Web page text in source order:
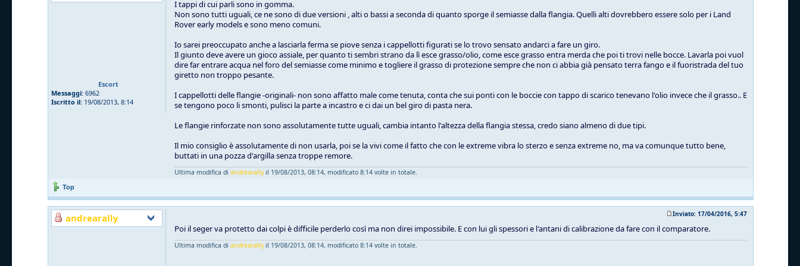
Escort
Messaggi: 6962
Iscritto il: 19/08/2013, 8:14
I tappi di cui parli sono in gomma.
Non sono tutti uguali, ce ne sono di due versioni , alti o bassi a seconda di quanto sporge il semiasse dalla flangia. Quelli alti dovrebbero essere solo per i Land
Rover early models e sono meno comuni.
Io sarei preoccupato anche a lasciarla ferma se piove senza i cappellotti figurati se lo trovo sensato andarci a fare un giro.
Il giunto deve avere un gioco assiale, per quanto ti sembri strano da lì esce grasso/olio, come esce grasso entra merda che poi ti trovi nelle bocce. Lavarla poi vuol
dire far entrare acqua nel foro del semiasse come minimo e togliere il grasso di protezione sempre che non ci abbia già pensato terra fango e il fuoristrada del tuo
giretto non troppo pesante.
I cappellotti delle flangie -originali- non sono affatto male come tenuta, conta che sui ponti con le boccie con tappo di scarico tenevano l'olio invece che il grasso.. E
se tengono poco li smonti, pulisci la parte a incastro e ci dai un bel giro di pasta nera.
Le flangie rinforzate non sono assolutamente tutte uguali, cambia intanto l'altezza della flangia stessa, credo siano almeno di due tipi.
Il mio consiglio è assolutamente di non usarla, poi se la vivi come il fatto che con le extreme vibra lo sterzo e senza extreme no, ma va comunque tutto bene,
buttati in una pozza d'argilla senza troppe remore.
Ultima modifica di andrearallyil 19/08/2013, 08:14, modificato 8:14 volte in totale.
Top
andrearally Inviato: 17/04/2016, 5:47
Poi il seger va protetto dai colpi è difficile perderlo così ma non direi impossibile. E con lui gli spessori e l'antani di calibrazione da fare con il comparatore.
Ultima modifica di andrearallyil 19/08/2013, 08:14, modificato 8:14 volte in totale.